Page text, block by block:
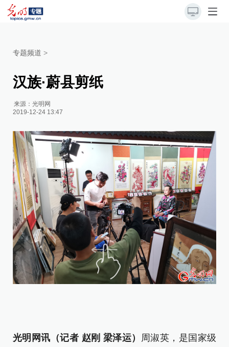
专题频道 >
汉族·蔚县剪纸
来源：光明网
2019-12-24 13:47
光明网讯（记者 赵刚 梁泽运）
周淑英，是国家级